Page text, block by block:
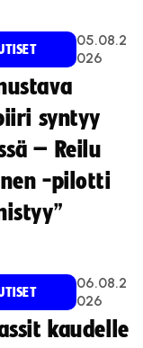
05.08.2
026
syntyy
– Reilu
-pilotti
06.08.2
026
kaudelle